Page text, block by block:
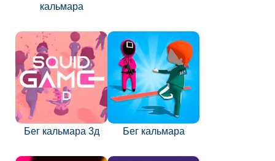
кальмара
Бег кальмара 3д Бег кальмара